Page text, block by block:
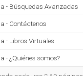
- Búsquedas Avanzadas
- Contáctenos
- Libros Virtuales
- ¿Quiénes somos?